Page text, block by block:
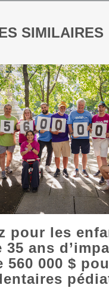
SIMILAIRES
pour les
35 ans
560 000 $